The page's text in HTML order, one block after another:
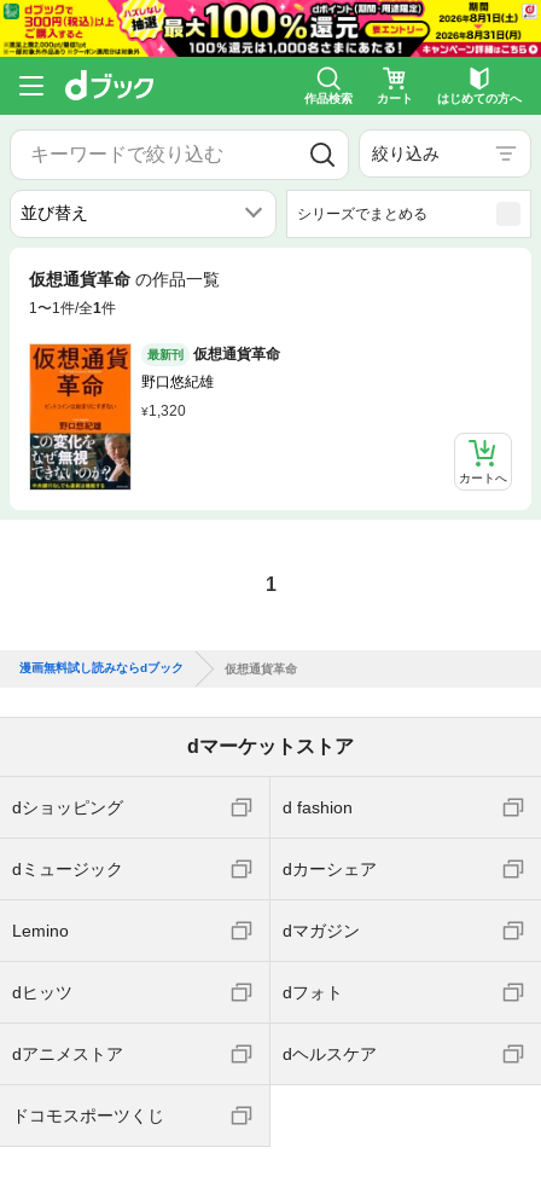
作品検索 カート はじめての方へ
絞り込み
シリーズでまとめる
仮想通貨革命 の作品一覧
1〜1件/全1件
最新刊
仮想通貨革命
野口悠紀雄
1,320
カートへ
1
漫画無料試し読みならdブック 仮想通貨革命
dマーケットストア
dショッピング d fashion
dミュージック dカーシェア
Lemino dマガジン
dヒッツ dフォト
dアニメストア dヘルスケア
ドコモスポーツくじ